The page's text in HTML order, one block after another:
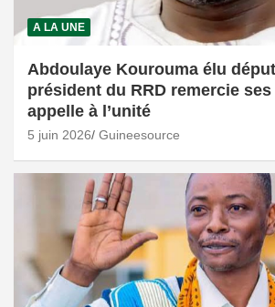
A LA UNE
Abdoulaye Kourouma élu
président du RRD remercie
appelle à l’unité
5 juin 2026 Guineesource